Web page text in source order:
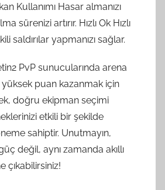
Kullanımı Hasar almanızı
sürenizi artırır. Hızlı Ok Hızlı
saldırılar yapmanızı sağlar.
PvP sunucularında arena
puan kazanmak için
doğru ekipman seçimi
etkili bir şekilde
sahiptir. Unutmayın,
değil, aynı zamanda akıllı
çıkabilirsiniz!